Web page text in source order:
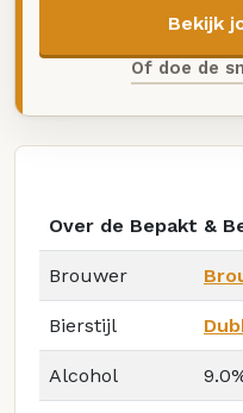
Bekijk
Of doe de
Over de Bepakt &
Brouwer
Bierstijl
Alcohol